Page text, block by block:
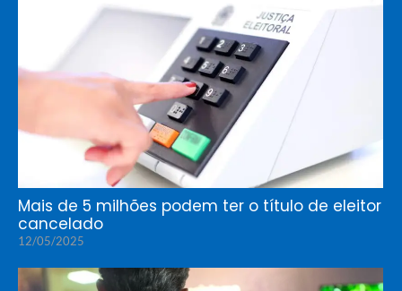
Mais de 5 milhões podem ter o título de eleitor
cancelado
12/05/2025